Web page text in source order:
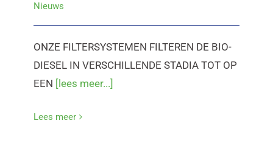
Nieuws
ONZE FILTERSYSTEMEN FILTEREN DE BIO-
DIESEL IN VERSCHILLENDE STADIA TOT OP
EEN [lees meer...]
Lees meer